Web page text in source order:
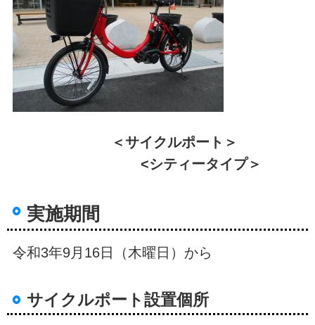
＜サイクルポート＞
<シティータイプ＞
実施期間
令和3年9月16日（木曜日）から
サイクルポート設置個所